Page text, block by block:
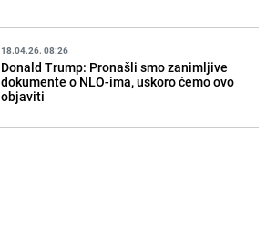
18.04.26. 08:26
Donald Trump: Pronašli smo zanimljive
dokumente o NLO-ima, uskoro ćemo ovo
objaviti